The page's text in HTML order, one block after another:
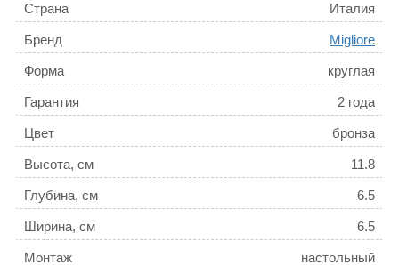
Страна Италия
Бренд Migliore
Форма круглая
Гарантия 2 года
Цвет бронза
Высота, см 11.8
Глубина, см 6.5
Ширина, см 6.5
Монтаж настольный